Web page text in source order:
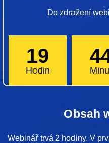
Do zdražení
19
Hodin
Obsah
Webinář trvá 2 hodiny. V